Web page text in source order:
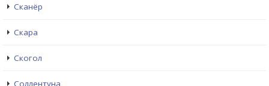
Сканёр
Скара
Скогол
Соллентуна